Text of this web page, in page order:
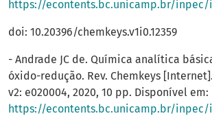
https://econtents.bc.unicamp.br/inpec/index.php/
doi: 10.20396/chemkeys.v1i0.12359
- Andrade JC de. Química analítica
óxido-redução. Rev. Chemkeys
v2: e020004, 2020, 10 pp. Disponível em:
https://econtents.bc.unicamp.br/inpec/index.php/